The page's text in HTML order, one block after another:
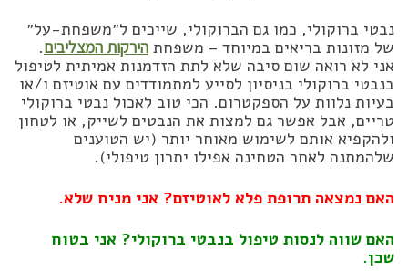
נבטי ברוקולי, כמו גם הברוקולי, שייכים ל״משפחת-על״
של מזונות בריאים במיוחד – משפחת הירקות המצליבים.
אני לא רואה שום סיבה שלא לתת הזדמנות אמיתית לטיפול
בנבטי ברוקולי בניסיון לסייע למתמודדים עם אוטיזם ו/או
בעיות נלוות על הספקטרום. הכי טוב לאכול נבטי ברוקולי
טריים, אבל אפשר גם למצות את הנבטים לשייק, או לטחון
ולהקפיא אותם לשימוש מאוחר יותר (יש הטוענים
שלהמתנה לאחר הטחינה אפילו יתרון טיפולי).
האם נמצאה תרופת פלא לאוטיזם? אני מניח שלא.
האם שווה לנסות טיפול בנבטי ברוקולי? אני בטוח
שכן.